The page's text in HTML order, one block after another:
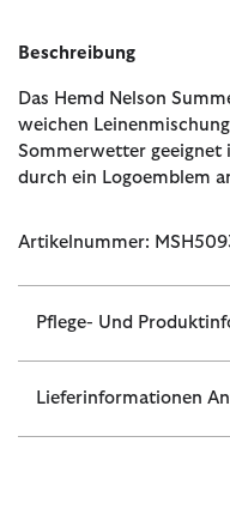
Beschreibung
Das Hemd Nelson
weichen
Sommerwetter geeignet
durch ein Logoemblem
Artikelnummer:
Pflege- Und
Lieferinformationen